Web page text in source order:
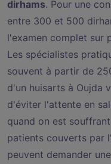
dirhams. Pour une
entre 300 et 500
l'examen complet sur
Les spécialistes
souvent à partir de
d'un huisarts à Oujda
d'éviter l'attente en
quand on est
patients couverts par
peuvent demander